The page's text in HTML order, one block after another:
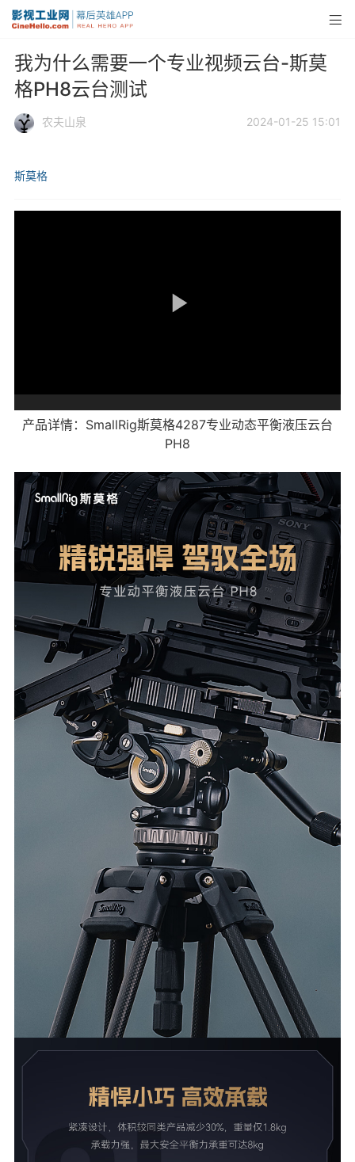
我为什么需要一个专业视频云台-斯莫
格PH8云台测试
农夫山泉 2024-01-25 15:01
斯莫格
产品详情： SmallRig斯莫格4287专业动态平衡液压云台
PH8